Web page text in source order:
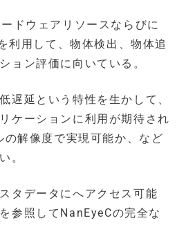
ドウェアリソースならびに
利用して、物体検出、物体追
ョン評価に向いている。
遅延という特性を生かして、
ケーションに利用が期待され
解像度で実現可能か、など
。
タデータにへアクセス可能
参照してNanEyeCの完全な